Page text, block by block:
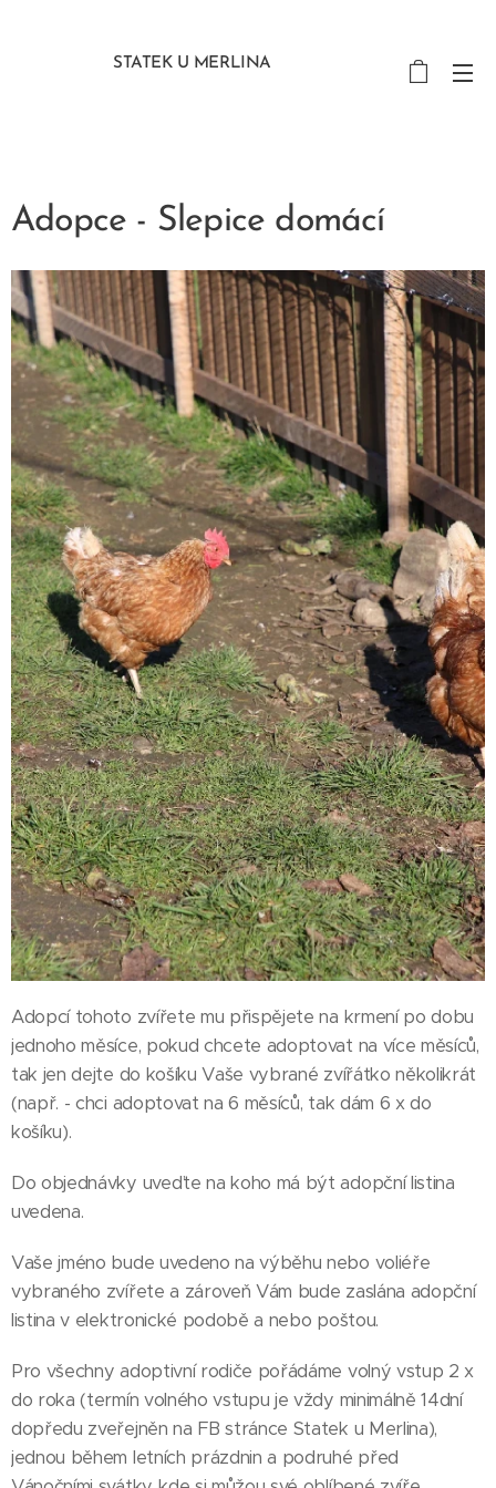
STATEK U MERLINA
Adopce - Slepice domácí
Adopcí tohoto zvířete mu přispějete na krmení po dobu
jednoho měsíce, pokud chcete adoptovat na více měsíců,
tak jen dejte do košíku Vaše vybrané zvířátko několikrát
(např. - chci adoptovat na 6 měsíců, tak dám 6 x do
košíku).
Do objednávky uveďte na koho má být adopční listina
uvedena.
Vaše jméno bude uvedeno na výběhu nebo voliéře
vybraného zvířete a zároveň Vám bude zaslána adopční
listina v elektronické podobě a nebo poštou.
Pro všechny adoptivní rodiče pořádáme volný vstup 2 x
do roka (termín volného vstupu je vždy minimálně 14dní
dopředu zveřejněn na FB stránce Statek u Merlina),
jednou během letních prázdnin a podruhé před